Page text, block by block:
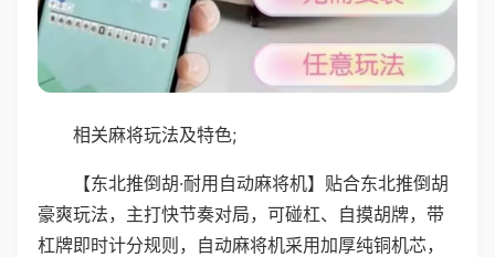
相关麻将玩法及特色;
【东北推倒胡·耐用自动麻将机】贴合东北推倒胡
豪爽玩法，主打快节奏对局，可碰杠、自摸胡牌，带
杠牌即时计分规则，自动麻将机采用加厚纯铜机芯，